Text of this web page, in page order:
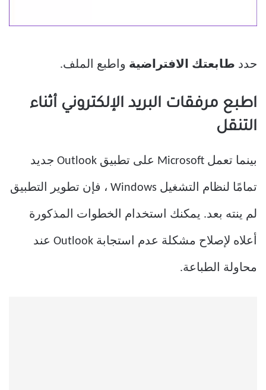
حدد طابعتك الافتراضية واطبع الملف.
اطبع مرفقات البريد الإلكتروني أثناء
التنقل
بينما تعمل Microsoft على تطبيق Outlook جديد
تمامًا لنظام التشغيل Windows ، فإن تطوير التطبيق
لم ينته بعد. يمكنك استخدام الخطوات المذكورة
أعلاه لإصلاح مشكلة عدم استجابة Outlook عند
محاولة الطباعة.